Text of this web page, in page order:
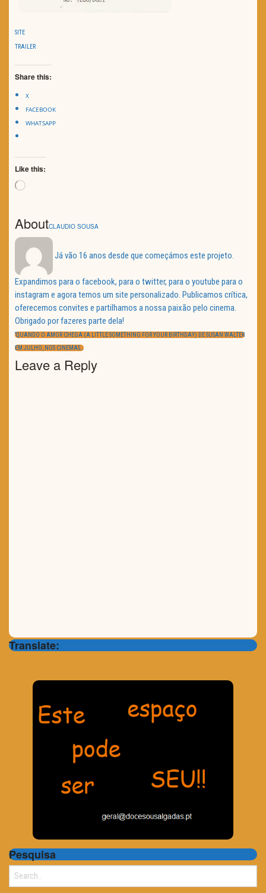
SITE
TRAILER
Share this:
X
FACEBOOK
WHATSAPP
Like this:
Loading…
AboutCLAUDIO SOUSA
Já vão 16 anos desde que começámos este projeto.
Expandimos para o facebook, para o twitter, para o youtube para o
instagram e agora temos um site personalizado. Publicamos crítica,
oferecemos convites e partilhamos a nossa paixão pelo cinema.
Obrigado por fazeres parte dela!
Navegação
de
artigos
PREVIOUS
“QUANDO O AMOR CHEGA (A LITTLE SOMETHING FOR YOUR BIRTHDAY) DE SUSAN WALTER
NEXT
EM JULHO, NOS CINEMAS…
Leave a Reply
Translate:
Pesquisa
Search